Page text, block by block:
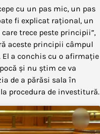
cu un pas mic, un pas
fi explicat rațional, un
trece peste principii”,
aceste principii câmpul
El a conchis cu o afirmație
și nu știm ce va
de a părăsi sala în
procedura de investitură.